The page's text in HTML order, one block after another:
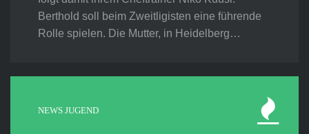
Berthold soll beim Zweitligisten eine führende
Rolle spielen. Die Mutter, in Heidelberg…
NEWS JUGEND